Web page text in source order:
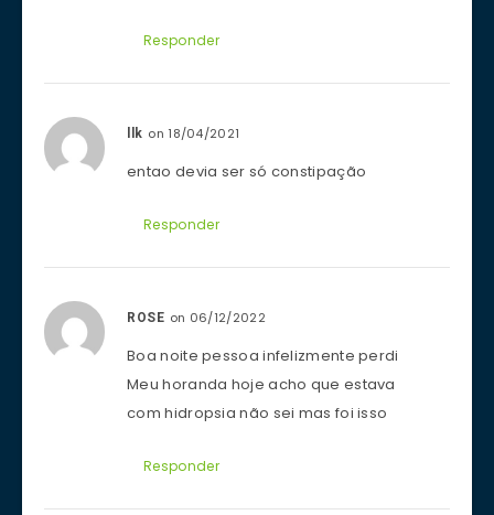
Responder
llk on 18/04/2021
entao devia ser só constipação
Responder
ROSE on 06/12/2022
Boa noite pessoa infelizmente perdi
Meu horanda hoje acho que estava
com hidropsia não sei mas foi isso
Responder